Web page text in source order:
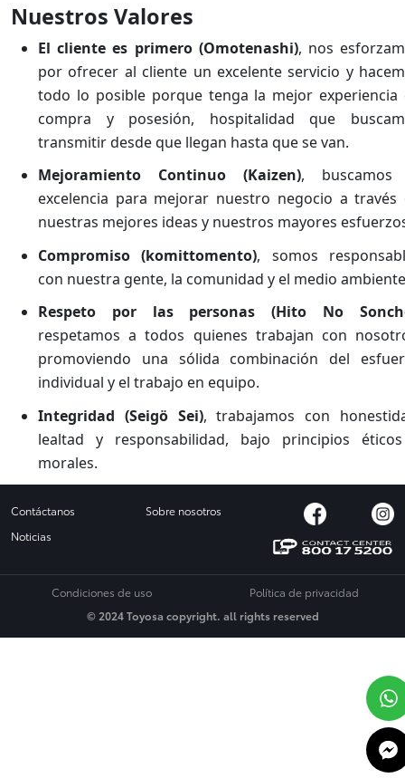
Nuestros Valores
El cliente es primero (Omotenashi), nos
por ofrecer al cliente un excelente servicio y
todo lo posible porque tenga la mejor experiencia
compra y posesión, hospitalidad que
transmitir desde que llegan hasta que se van.
Mejoramiento Continuo (Kaizen), buscamos
excelencia para mejorar nuestro negocio a través
nuestras mejores ideas y nuestros mayores
Compromiso (komittomento), somos
con nuestra gente, la comunidad y el medio
Respeto por las personas (Hito No
respetamos a todos quienes trabajan con
promoviendo una sólida combinación del
individual y el trabajo en equipo.
Integridad (Seigö Sei), trabajamos con
lealtad y responsabilidad, bajo principios
morales.
Contáctanos
Sobre nosotros
Noticias
Condiciones de uso
Política de privacidad
© 2024 Toyosa copyright. all rights reserved